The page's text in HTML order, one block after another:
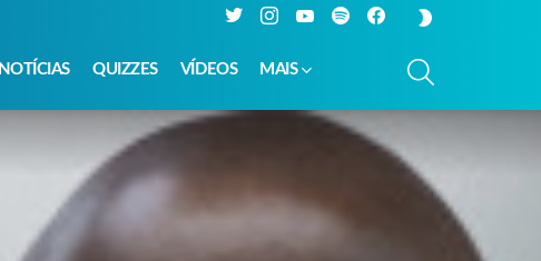
TwitterInstagramYouTubeSpotify Facebook
NOTÍCIAS QUIZZES VÍDEOS MAIS